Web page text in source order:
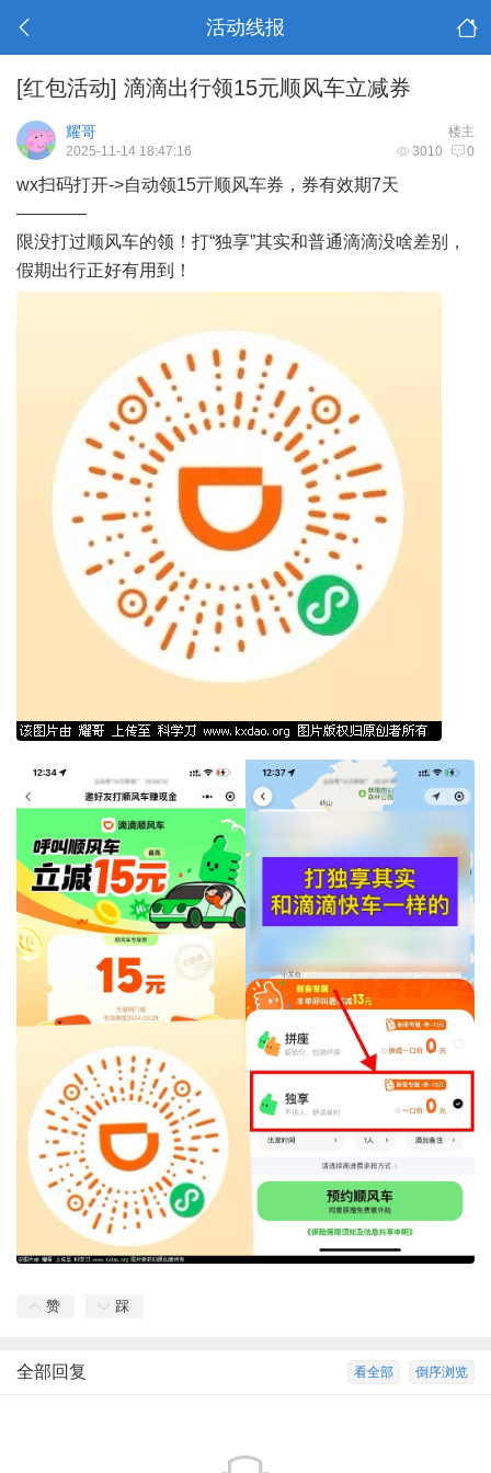
活动线报
[红包活动] 滴滴出行领15元顺风车立减券
楼主
耀哥
3010 0
2025-11-14 18:47:16
wx扫码打开->自动领15亓顺风车券，券有效期7天
————
限没打过顺风车的领！打“独享”其实和普通滴滴没啥差别，
假期出行正好有用到！
赞 踩
倒序浏览
看全部
全部回复